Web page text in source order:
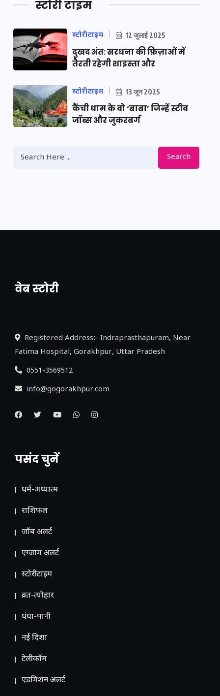
स्टोरी टाइम
स्टोरीटाइम 12 जुलाई 2025
दुखद अंत: सरधना की फ़िज़ाओं में
तैरती रहेगी शाइस्ता और
स्टोरीटाइम 13 जून 2025
कैंची धाम के वो ‘बाबा’ जिन्हें स्टीव
जॉब्स और जुकरबर्ग
Search
वेब स्टोरी
नया एक्सप्रेसवे: पूर्वांचल का लक, डेवलपमेंट का
Registered Address:- Indraprasthapuram, Near
Fatima Hospital, Gorakhpur, Uttar Pradesh
0551-3569512
info@gogorakhpur.com
पसंद चुनें
धर्म-अध्यात्म
राशिफल
जॉब अलर्ट
एग्जाम अलर्ट
स्टोरीटाइम
व्रत-त्योहार
धंधा-पानी
नई दिशा
टेलीकॉम
ए​डमिशन अलर्ट